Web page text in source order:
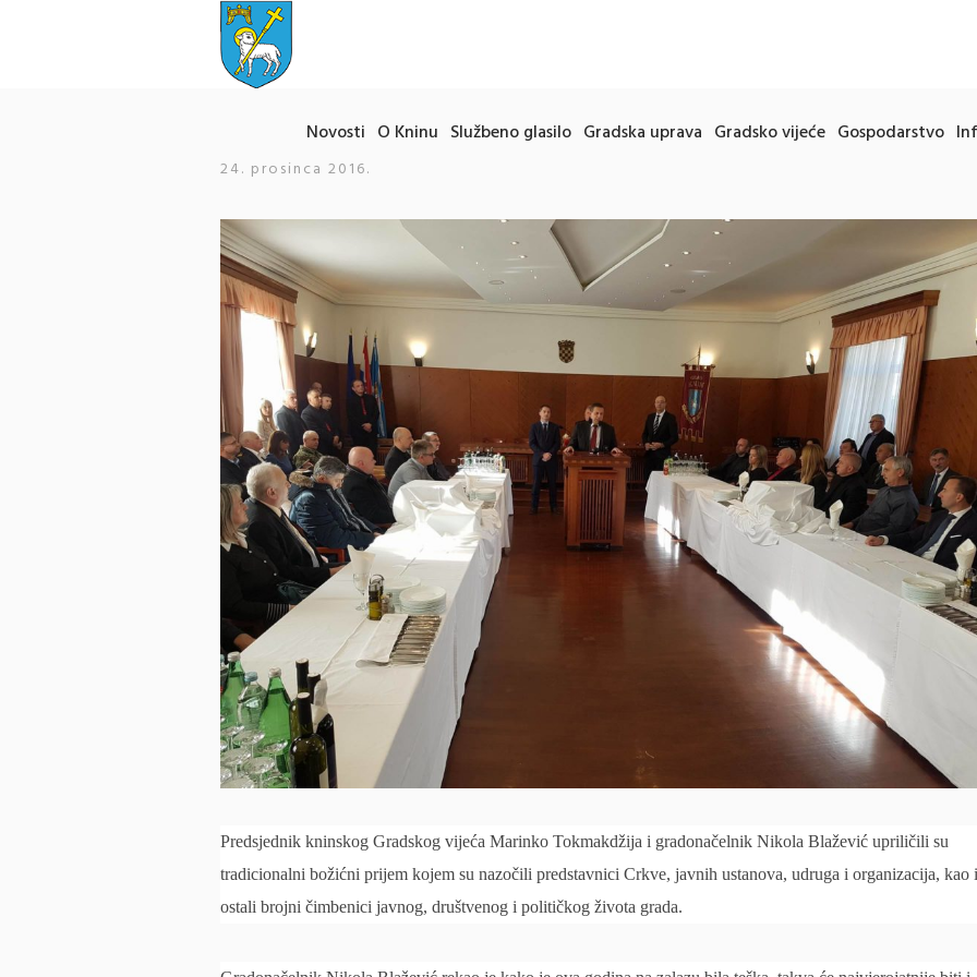
Novosti O Kninu Službeno glasilo Gradska uprava Gradsko vijeće Gospodarstvo
24. prosinca 2016.
Predsjednik kninskog Gradskog vijeća Marinko Tokmakdžija i gradonačelnik Nikola Blažević upriličili su
tradicionalni božićni prijem kojem su nazočili predstavnici Crkve, javnih ustanova, udruga i organizacija, kao i
ostali brojni čimbenici javnog, društvenog i političkog života grada.